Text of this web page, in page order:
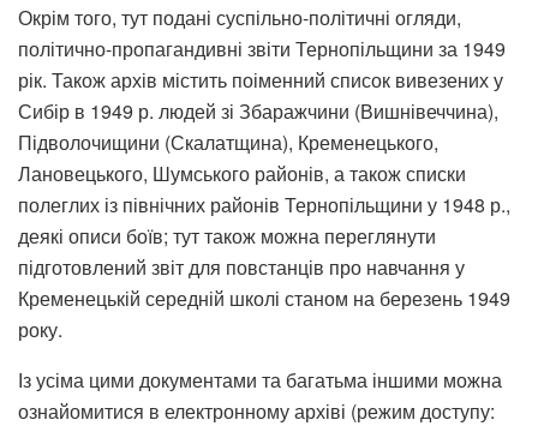
Окрім того, тут подані суспільно-політичні огляди,
політично-пропагандивні звіти Тернопільщини за 1949
рік. Також архів містить поіменний список вивезених у
Сибір в 1949 р. людей зі Збаражчини (Вишнівеччина),
Підволочищини (Скалатщина), Кременецького,
Лановецького, Шумського районів, а також списки
полеглих із північних районів Тернопільщини у 1948 р.,
деякі описи боїв; тут також можна переглянути
підготовлений звіт для повстанців про навчання у
Кременецькій середній школі станом на березень 1949
року.
Із усіма цими документами та багатьма іншими можна
ознайомитися в електронному архіві (режим доступу: